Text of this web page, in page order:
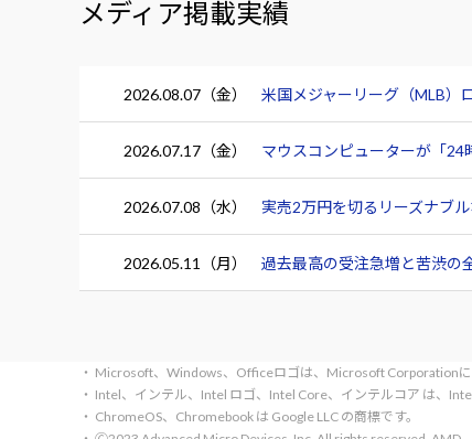
メディア掲載実績
2026.08.07（金） 米国メジャーリーグ（MLB）
2026.07.17（金） マウスコンピューターが「
2026.07.08（水） 実売2万円を切るリーズナブ
2026.05.11（月） 過去最高の受注急増と苦渋の
・ Microsoft、Windows、Officeロゴは、Microsoft Corporationに
・ Intel、インテル、Intel ロゴ、Intel Core、インテルコア は、
・ ChromeOS、Chromebook は Google LLC の商標です。